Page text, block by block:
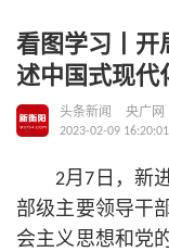
看图学习丨开
述中国式现代
头条新闻
央广网
2023-02-09 16:20:01
2月7日，新
部级主要领导干
会主义思想和党